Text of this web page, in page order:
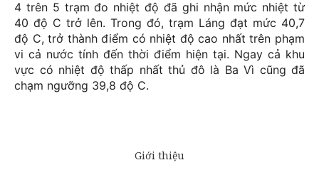
4 trên 5 trạm đo nhiệt độ đã ghi nhận mức nhiệt từ
40 độ C trở lên. Trong đó, trạm Láng đạt mức 40,7
độ C, trở thành điểm có nhiệt độ cao nhất trên phạm
vi cả nước tính đến thời điểm hiện tại. Ngay cả khu
vực có nhiệt độ thấp nhất thủ đô là Ba Vì cũng đã
chạm ngưỡng 39,8 độ C.